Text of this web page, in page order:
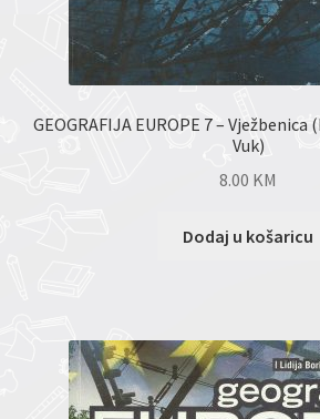
GEOGRAFIJA EUROPE 7 –
Vuk)
8.00 KM
Dodaj u košaricu